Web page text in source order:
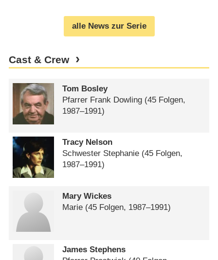
alle News zur Serie
Cast & Crew
Tom Bosley
Pfarrer Frank Dowling (45 Folgen,
1987⁠–⁠1991)
Tracy Nelson
Schwester Stephanie (45 Folgen,
1987⁠–⁠1991)
Mary Wickes
Marie (45 Folgen, 1987⁠–⁠1991)
James Stephens